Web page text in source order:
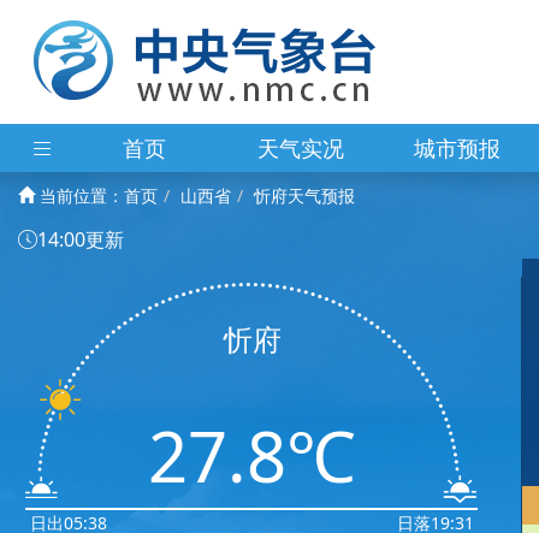
首页 天气实况 城市预报
当前位置： 首页 山西省 忻府天气预报
14:00更新
日出05:38
忻府
27.8℃
日落19:31